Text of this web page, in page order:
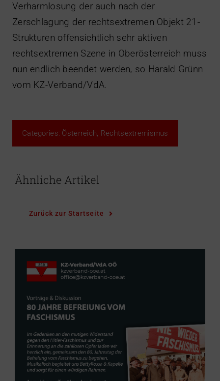
Verharmlosung der auch nach der
Zerschlagung der rechtsextremen Objekt 21-
Strukturen offensichtlich sehr aktiven
rechtsextremen Szene in Oberösterreich muss
nun endlich beendet werden, so Harald Grünn
vom KZ-Verband/VdA.
Categories: Österreich, Rechtsextremismus
Ähnliche Artikel
Zurück zur Startseite